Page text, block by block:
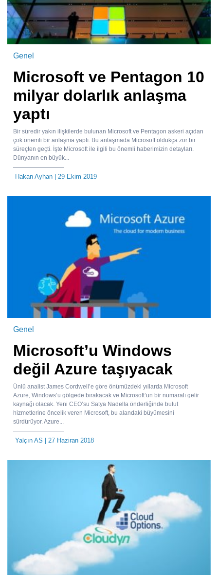
Genel
Microsoft ve Pentagon 10
milyar dolarlık anlaşma
yaptı
Bir süredir yakın ilişkilerde bulunan Microsoft ve Pentagon askeri açıdan
çok önemli bir anlaşma yaptı. Bu anlaşmada Microsoft oldukça zor bir
süreçten geçti. İşte Microsoft ile ilgili bu önemli haberimizin detayları.
Dünyanın en büyük...
Hakan Ayhan | 29 Ekim 2019
Genel
Microsoft’u Windows
değil Azure taşıyacak
Ünlü analist James Cordwell’e göre önümüzdeki yıllarda Microsoft
Azure, Windows’u gölgede bırakacak ve Microsoft’un bir numaralı gelir
kaynağı olacak. Yeni CEO’su Satya Nadella önderliğinde bulut
hizmetlerine öncelik veren Microsoft, bu alandaki büyümesini
sürdürüyor. Azure...
Yalçın AS | 27 Haziran 2018